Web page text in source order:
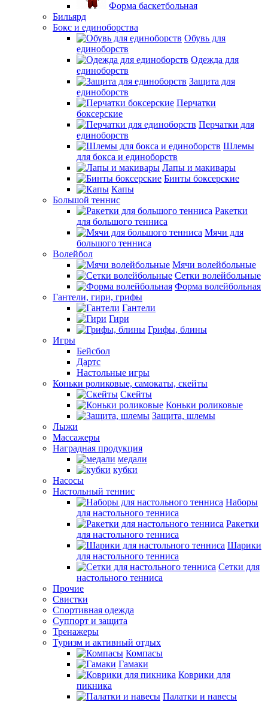
Форма баскетбольная
Бильярд
Бокс и единоборства
Обувь для
единоборств
Одежда для
единоборств
Защита для
единоборств
Перчатки
боксерские
Перчатки для
единоборств
Шлемы
для бокса и единоборств
Лапы и макивары
Бинты боксерские
Капы
Большой теннис
Ракетки
для большого тенниса
Мячи для
большого тенниса
Волейбол
Мячи волейбольные
Сетки волейбольные
Форма волейбольная
Гантели, гири, грифы
Гантели
Гири
Грифы, блины
Игры
Бейсбол
Дартс
Настольные игры
Коньки роликовые, самокаты, скейты
Скейты
Коньки роликовые
Защита, шлемы
Лыжи
Массажеры
Наградная продукция
медали
кубки
Насосы
Настольный теннис
Наборы
для настольного тенниса
Ракетки
для настольного тенниса
Шарики
для настольного тенниса
Сетки для
настольного тенниса
Прочие
Свистки
Спортивная одежда
Суппорт и защита
Тренажеры
Туризм и активный отдых
Компасы
Гамаки
Коврики для
пикника
Палатки и навесы